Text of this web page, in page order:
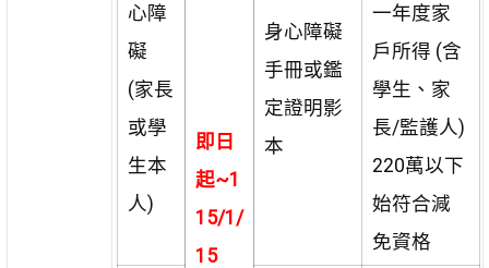
即日
起~1
15/1/
15
心障
礙
(家長
或學
生本
人)
身心障礙
手冊或鑑
定證明影
本
一年度家
戶所得 (含
學生、家
長/監護人)
220萬以下
始符合減
免資格